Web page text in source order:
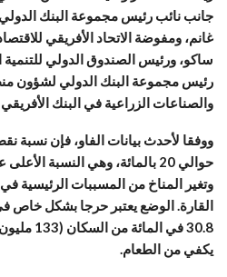
جانب نائب رئيس مجموعة البنك
غانم، ومفوضة الاتحاد الأفريقي
ساكو، ورئيس الصندوق الدولي للتنمية
رئيس مجموعة البنك الدولي لشؤون
والصناعات الزراعية في البنك
ووفقا لأحدث بيانات الفاو، فإن نسبة
حوالي 20 بالمائة، وهي النسبة
وتغير المناخ من المسببات الرئيسية
القارة. الوضع يعتبر حرجا بشكل خاص
30.8 في
يكفي من الطعام.